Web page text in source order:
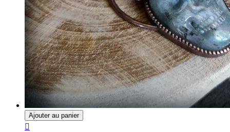
Ajouter au panier
